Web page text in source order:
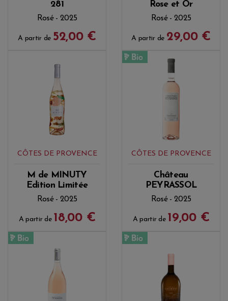
281
Rosé - 2025
A partir de 52,00 €
Rose et Or
Rosé - 2025
A partir de 29,00 €
CÔTES DE PROVENCE
M de MINUTY
Edition Limitée
Rosé - 2025
A partir de 18,00 €
CÔTES DE PROVENCE
Château
PEYRASSOL
Rosé - 2025
A partir de 19,00 €